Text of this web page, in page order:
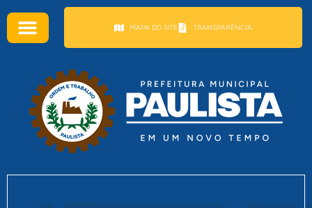
MAPA DO SITE TRANSPARÊNCIA